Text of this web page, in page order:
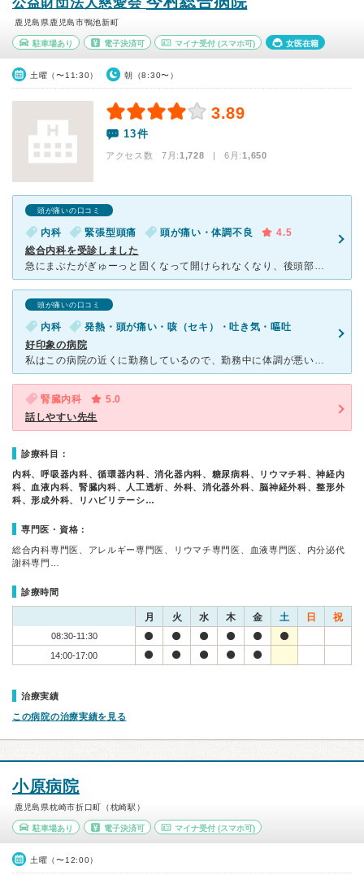
鹿児島県鹿児島市鴨池新町
駐車場あり 電子決済可 マイナ受付 (スマホ可) 女医在籍
土曜（〜11:30） 朝（8:30〜）
3.89
13件
アクセス数 7月:1,728 | 6月:1,650
頭が痛いの口コミ
内科 緊張型頭痛 頭が痛い・体調不良
4.5
総合内科を受診しました
急にまぶたがぎゅーっと固くなって開けられなくなり、後頭部から首、肩、背中にかけて悪寒のような感じがして身動きがとれなくなりました。 どこの科に行けばいいのかわからなかったので、総合内科を受診しま
頭が痛いの口コミ
内科
発熱・頭が痛い・咳（セキ）・吐き気・嘔吐
好印象の病院
私はこの病院の近くに勤務しているので、勤務中に体調が悪い場合はすぐにここに駆けつけます。その日もいつもと同じように、風邪でこの病院を利用しました。 この病院にきて毎回思うことは、病院だから当
腎臓内科
5.0
話しやすい先生
診療科目：
内科、呼吸器内科、循環器内科、消化器内科、糖尿病科、リウマチ科、神経内
科、血液内科、腎臓内科、人工透析、外科、消化器外科、脳神経外科、整形外
科、形成外科、リハビリテーシ…
専門医・資格：
総合内科専門医、アレルギー専門医、リウマチ専門医、血液専門医、内分泌代
謝科専門…
診療時間
月 火 水 木 金 土 日 祝
08:30-11:30
14:00-17:00
治療実績
この病院の治療実績を見る
小原病院
鹿児島県枕崎市折口町（枕崎駅）
駐車場あり 電子決済可 マイナ受付 (スマホ可)
土曜（〜12:00）